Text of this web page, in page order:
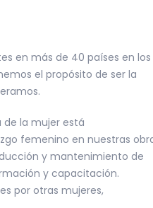
en más de 40 países en los
el propósito de ser la
de la mujer está
femenino en nuestras
y mantenimiento de
y capacitación.
por otras mujeres,